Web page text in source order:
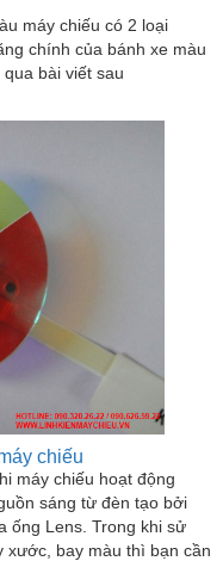
máy chiếu có 2 loại
chính của bánh xe màu
bài viết sau
chiếu
máy chiếu hoạt động
sáng từ đèn tạo bởi
ống Lens. Trong khi sử
xước, bay màu thì bạn cần